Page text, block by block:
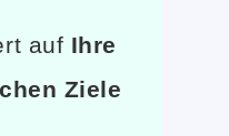
auf Ihre
Ziele